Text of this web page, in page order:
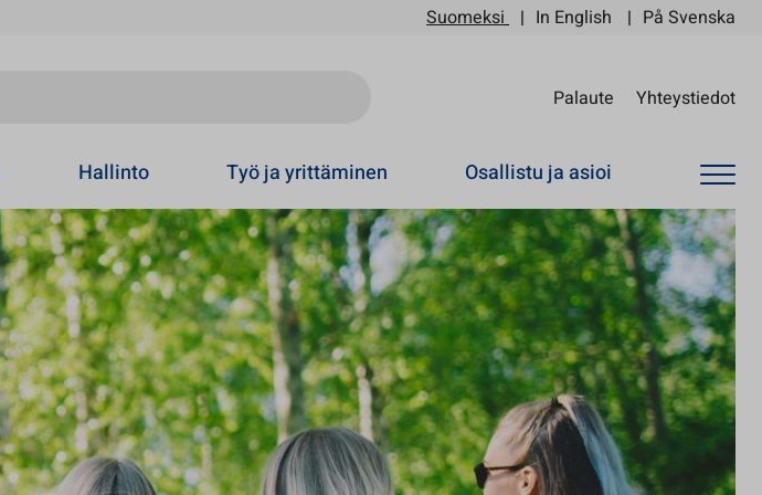
Suomeksi In English På Svenska
Palaute Yhteystiedot
Hallinto Työ ja yrittäminen Osallistu ja asioi